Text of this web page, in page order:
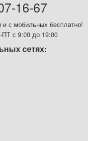
16-67
и с мобильных бесплатно!
с 9:00 до 19:00
сетях: